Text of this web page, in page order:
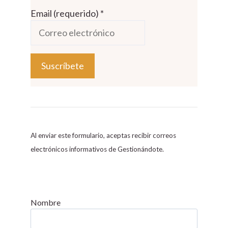
Email (requerido) *
o
s
t
C
Al enviar este formulario, aceptas recibir correos
electrónicos informativos de Gestionándote.
Nombre